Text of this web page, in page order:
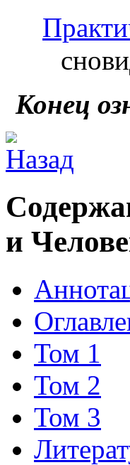
Конец
и
Том 1
Том 2
Том 3